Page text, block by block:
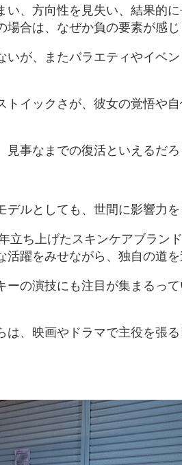
、方向性を見失い、結果的
合は、なぜか負の要素が感じ
が、またバラエティやイベ
イックさが、彼女の覚悟や
事なまでの復活といえるだろ
ルとしても、世間に影響力を
立ち上げたスキンケアブラン
躍をみせながら、独自の道を
ーの演技にも注目が集まるっ
、映画やドラマで主役を張